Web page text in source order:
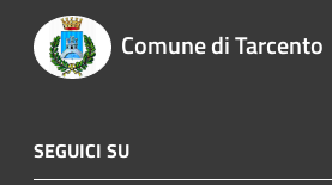
Comune di Tarcento
SEGUICI SU